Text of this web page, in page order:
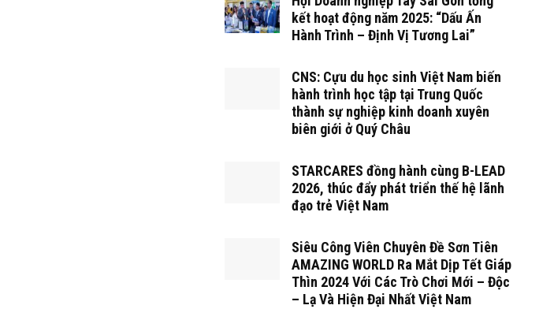
kết hoạt động năm 2025: “Dấu Ấn
Hành Trình – Định Vị Tương Lai”
CNS: Cựu du học sinh Việt Nam biến
hành trình học tập tại Trung Quốc
thành sự nghiệp kinh doanh xuyên
biên giới ở Quý Châu
STARCARES đồng hành cùng B-LEAD
2026, thúc đẩy phát triển thế hệ lãnh
đạo trẻ Việt Nam
Siêu Công Viên Chuyên Đề Sơn Tiên
AMAZING WORLD Ra Mắt Dịp Tết Giáp
Thìn 2024 Với Các Trò Chơi Mới – Độc
– Lạ Và Hiện Đại Nhất Việt Nam